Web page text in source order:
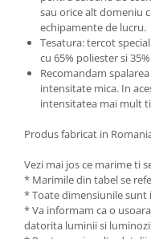
sau orice alt domeniu
echipamente de lucru.
Tesatura: tercot
cu 65% poliester si
Recomandam
intensitate mica. In
intensitatea mai mult
Produs fabricat in
Vezi mai jos ce marime ti
* Marimile din tabel se
* Toate dimensiunile sunt
* Va informam ca o
datorita luminii si